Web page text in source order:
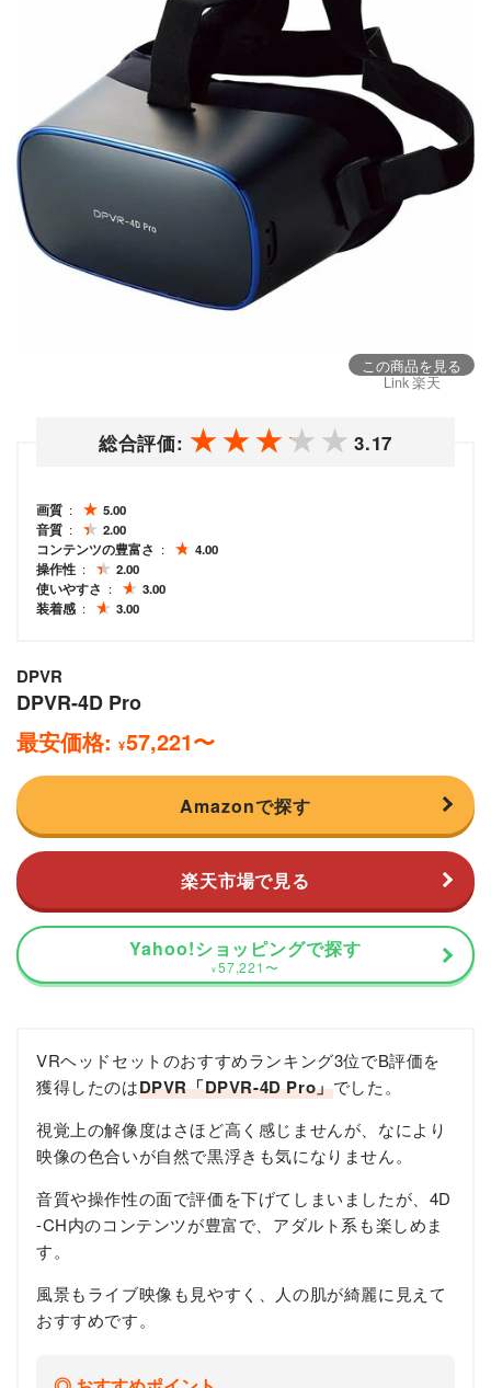
この商品を見る
Link 楽天
総合評価: 3.17
画質
5.00
音質
2.00
コンテンツの豊富さ
4.00
操作性
2.00
使いやすさ
3.00
装着感
3.00
DPVR
DPVR-4D Pro
最安価格: ¥57,221〜
Amazonで探す
楽天市場で見る
Yahoo!ショッピングで探す
¥ 57,221〜
VRヘッドセットのおすすめランキング3位でB評価を
獲得したのはDPVR「DPVR-4D Pro」でした。
視覚上の解像度はさほど高く感じませんが、なにより
映像の色合いが自然で黒浮きも気になりません。
音質や操作性の面で評価を下げてしまいましたが、4D
-CH内のコンテンツが豊富で、アダルト系も楽しめま
す。
風景もライブ映像も見やすく、人の肌が綺麗に見えて
おすすめです。